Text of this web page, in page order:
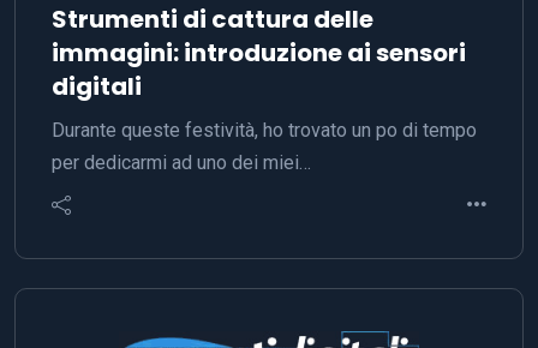
Strumenti di cattura delle
immagini: introduzione ai sensori
digitali
Durante queste festività, ho trovato un po di tempo
per dedicarmi ad uno dei miei…